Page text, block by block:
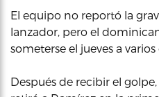
El equipo no reportó la
lanzador, pero el
someterse el jueves a
Después de recibir el